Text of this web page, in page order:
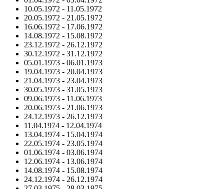
10.05.1972 - 11.05.1972
20.05.1972 - 21.05.1972
16.06.1972 - 17.06.1972
14.08.1972 - 15.08.1972
23.12.1972 - 26.12.1972
30.12.1972 - 31.12.1972
05.01.1973 - 06.01.1973
19.04.1973 - 20.04.1973
21.04.1973 - 23.04.1973
30.05.1973 - 31.05.1973
09.06.1973 - 11.06.1973
20.06.1973 - 21.06.1973
24.12.1973 - 26.12.1973
11.04.1974 - 12.04.1974
13.04.1974 - 15.04.1974
22.05.1974 - 23.05.1974
01.06.1974 - 03.06.1974
12.06.1974 - 13.06.1974
14.08.1974 - 15.08.1974
24.12.1974 - 26.12.1974